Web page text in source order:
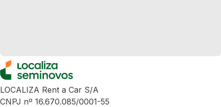
LOCALIZA Rent a Car S/A
CNPJ nº 16.670.085/0001-55